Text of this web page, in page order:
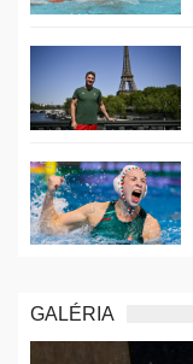
GALÉRIA